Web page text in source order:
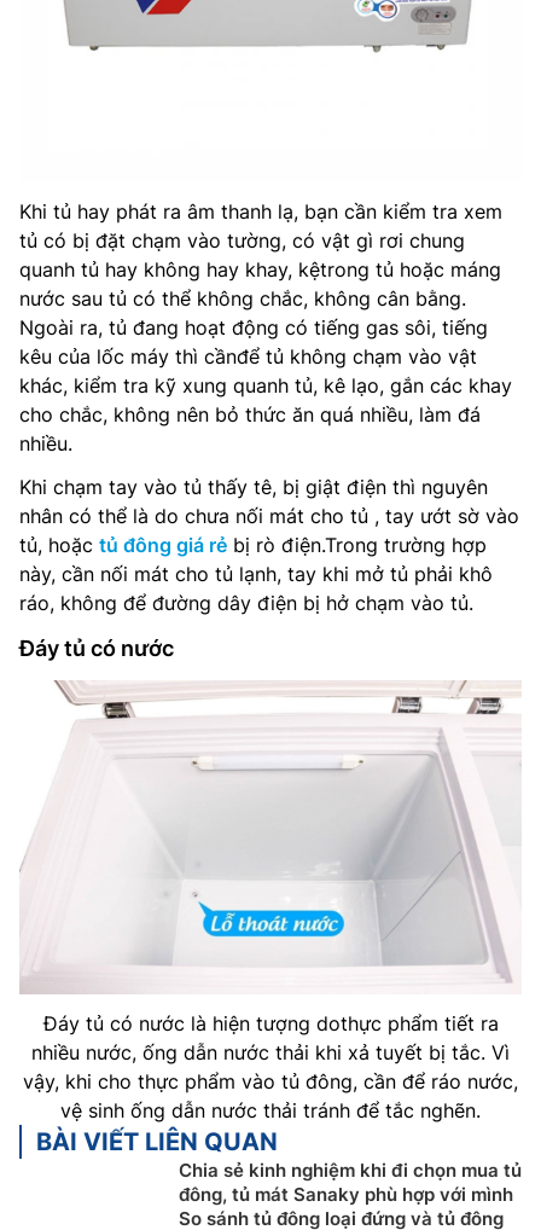
Khi tủ hay phát ra âm thanh lạ, bạn cần kiểm tra xem
tủ có bị đặt chạm vào tường, có vật gì rơi chung
quanh tủ hay không hay khay, kệtrong tủ hoặc máng
nước sau tủ có thể không chắc, không cân bằng.
Ngoài ra, tủ đang hoạt động có tiếng gas sôi, tiếng
kêu của lốc máy thì cầnđể tủ không chạm vào vật
khác, kiểm tra kỹ xung quanh tủ, kê lạo, gắn các khay
cho chắc, không nên bỏ thức ăn quá nhiều, làm đá
nhiều.
Khi chạm tay vào tủ thấy tê, bị giật điện thì nguyên
nhân có thể là do chưa nối mát cho tủ , tay ướt sờ vào
tủ, hoặc tủ đông giá rẻ bị rò điện.Trong trường hợp
này, cần nối mát cho tủ lạnh, tay khi mở tủ phải khô
ráo, không để đường dây điện bị hở chạm vào tủ.
Đáy tủ có nước
Đáy tủ có nước là hiện tượng dothực phẩm tiết ra
nhiều nước, ống dẫn nước thải khi xả tuyết bị tắc. Vì
vậy, khi cho thực phẩm vào tủ đông, cần để ráo nước,
vệ sinh ống dẫn nước thải tránh để tắc nghẽn.
BÀI VIẾT LIÊN QUAN
Chia sẻ kinh nghiệm khi đi chọn mua tủ
đông, tủ mát Sanaky phù hợp với mình
So sánh tủ đông loại đứng và tủ đông